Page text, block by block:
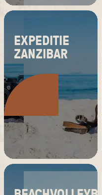
EXPEDITIE
ZANZIBAR